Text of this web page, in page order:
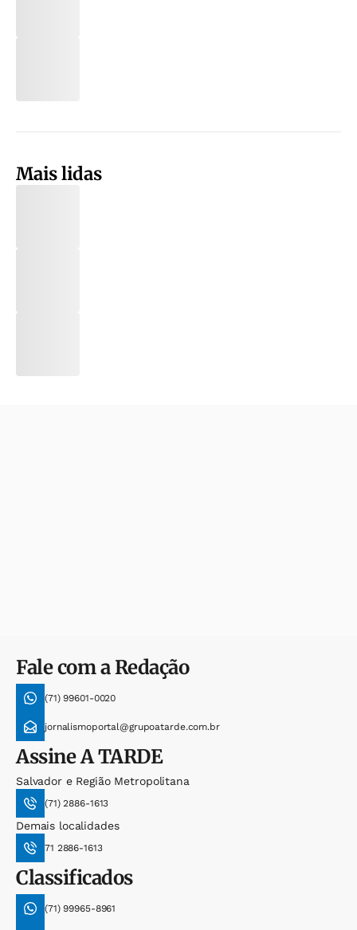
Mais lidas
Fale com a Redação
(71) 99601-0020
jornalismoportal@grupoatarde.com.br
AssineA TARDE
Salvador e Região Metropolitana
(71) 2886-1613
Demais localidades
71 2886-1613
Classificados
(71) 99965-8961